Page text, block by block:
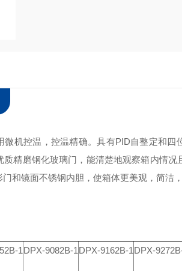
微机控温，控温精确。具有PID自整定和
质精磨钢化玻璃门，能清楚地观察箱内情况
和镜面不锈钢内胆，使箱体更美观，简洁
1 DPX-9082B-1 DPX-9162B-1 DPX-